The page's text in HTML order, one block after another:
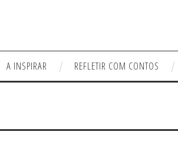
A INSPIRAR REFLETIR COM CONTOS